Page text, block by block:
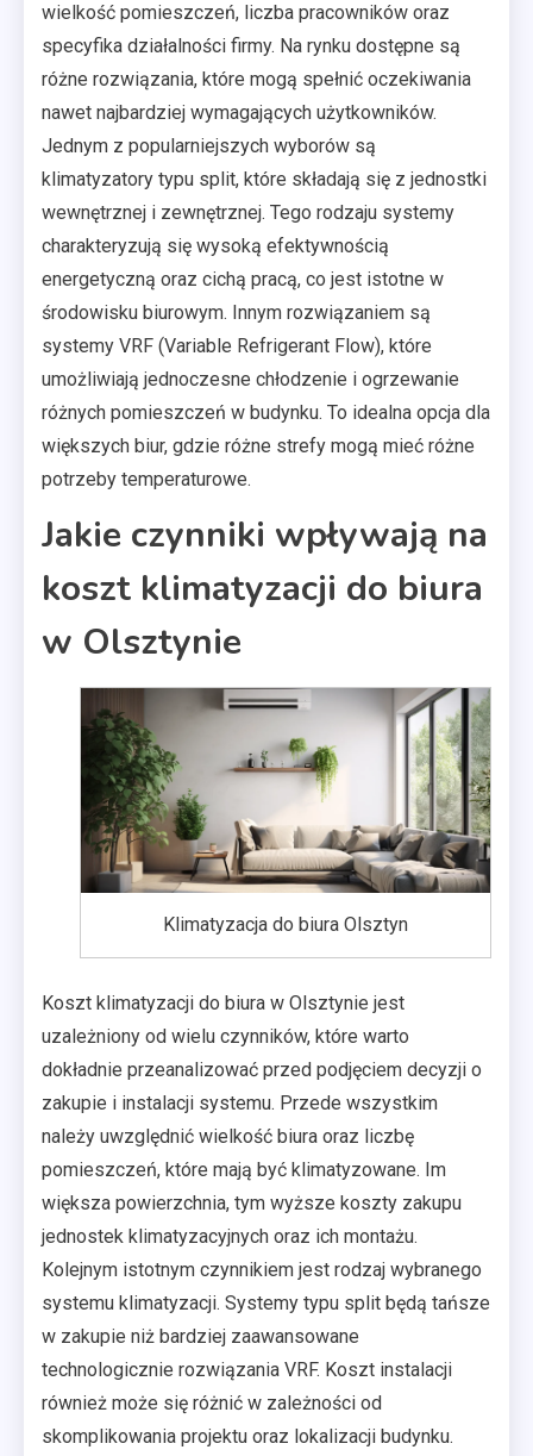
wielkość pomieszczeń, liczba pracowników oraz
specyfika działalności firmy. Na rynku dostępne są
różne rozwiązania, które mogą spełnić oczekiwania
nawet najbardziej wymagających użytkowników.
Jednym z popularniejszych wyborów są
klimatyzatory typu split, które składają się z jednostki
wewnętrznej i zewnętrznej. Tego rodzaju systemy
charakteryzują się wysoką efektywnością
energetyczną oraz cichą pracą, co jest istotne w
środowisku biurowym. Innym rozwiązaniem są
systemy VRF (Variable Refrigerant Flow), które
umożliwiają jednoczesne chłodzenie i ogrzewanie
różnych pomieszczeń w budynku. To idealna opcja dla
większych biur, gdzie różne strefy mogą mieć różne
potrzeby temperaturowe.
Jakie czynniki wpływają na
koszt klimatyzacji do biura
w Olsztynie
Klimatyzacja do biura Olsztyn
Koszt klimatyzacji do biura w Olsztynie jest
uzależniony od wielu czynników, które warto
dokładnie przeanalizować przed podjęciem decyzji o
zakupie i instalacji systemu. Przede wszystkim
należy uwzględnić wielkość biura oraz liczbę
pomieszczeń, które mają być klimatyzowane. Im
większa powierzchnia, tym wyższe koszty zakupu
jednostek klimatyzacyjnych oraz ich montażu.
Kolejnym istotnym czynnikiem jest rodzaj wybranego
systemu klimatyzacji. Systemy typu split będą tańsze
w zakupie niż bardziej zaawansowane
technologicznie rozwiązania VRF. Koszt instalacji
również może się różnić w zależności od
skomplikowania projektu oraz lokalizacji budynku.